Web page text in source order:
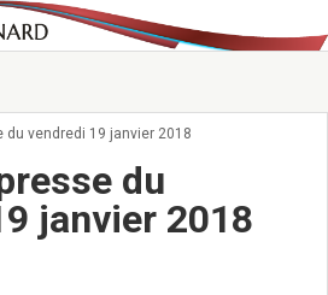
2026
du vendredi 19 janvier 2018
du
janvier 2018